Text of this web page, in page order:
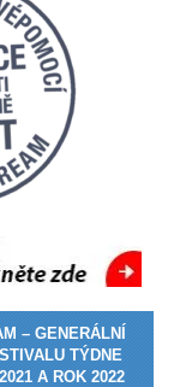
– GENERÁLNÍ
TÝDNE
A ROK 2022